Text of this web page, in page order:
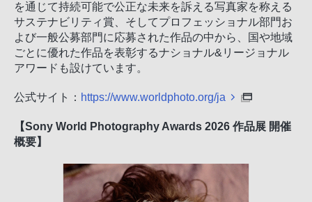
を通じて持続可能で公正な未来を訴える写真家を称える
サステナビリティ賞、そしてプロフェッショナル部門お
よび一般公募部門に応募された作品の中から、国や地域
ごとに優れた作品を表彰するナショナル&リージョナル
アワードも設けています。
公式サイト： https://www.worldphoto.org/ja
【Sony World Photography Awards 2026 作品展 開催
概要】